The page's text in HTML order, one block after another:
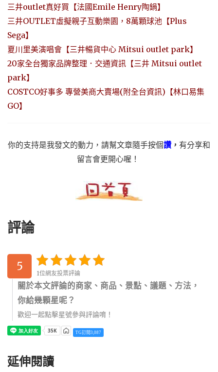
三井outlet真好買【法國Emile Henry陶鍋】
三井OUTLET虛擬親子互動樂園，8萬顆球池【Plus
Sega】
夏川里美演唱會【三井暢貨中心 Mitsui outlet park】
20家全台獨家品牌整理．交通資訊【三井 Mitsui outlet
park】
COSTCO好事多 專營美商大賣場(附全台資訊)【林口易集
GO】
你的支持是我發文的動力，請幫文章隨手按個讚 ， 有分享和
留言會更開心喔！
評論
5
1位網友投票評論
關於本文評論的商家、商品、景點、議題、方法，
你給幾顆星呢？
歡迎一起點擊星號參與評論唷！
TG訂閱3,087
延伸閱讀